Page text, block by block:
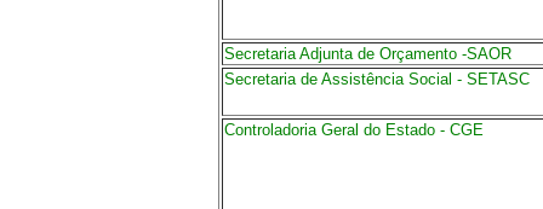
Secretaria Adjunta de Orçamento -SAOR
Secretaria de Assistência Social - SETASC
Controladoria Geral do Estado - CGE